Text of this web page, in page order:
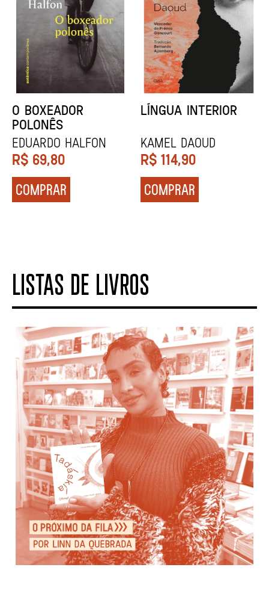
DENTES BRANCOS
Zadie Smith
R$ 129,90
COMPRAR
UCRÂNIA
Andrei Kurkov
R$ 139,90
COMPRAR
LISTAS DE LIVROS